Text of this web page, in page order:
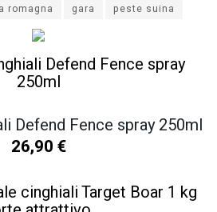
romagna gara peste suina
Defend Fence spray 250ml
26,90 €